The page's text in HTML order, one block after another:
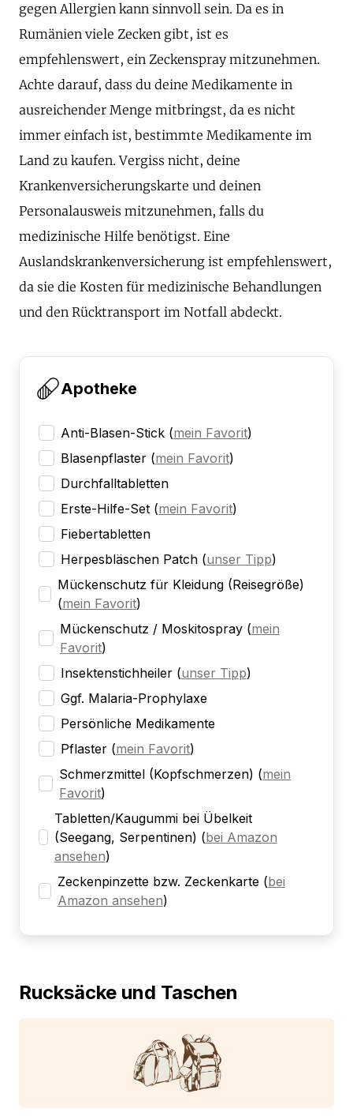
gegen Allergien kann sinnvoll sein. Da es in
Rumänien viele Zecken gibt, ist es
empfehlenswert, ein Zeckenspray mitzunehmen.
Achte darauf, dass du deine Medikamente in
ausreichender Menge mitbringst, da es nicht
immer einfach ist, bestimmte Medikamente im
Land zu kaufen. Vergiss nicht, deine
Krankenversicherungskarte und deinen
Personalausweis mitzunehmen, falls du
medizinische Hilfe benötigst. Eine
Auslandskrankenversicherung ist empfehlenswert,
da sie die Kosten für medizinische Behandlungen
und den Rücktransport im Notfall abdeckt.
Apotheke
Anti-Blasen-Stick (mein Favorit)
Blasenpflaster (mein Favorit)
Durchfalltabletten
Erste-Hilfe-Set (mein Favorit)
Fiebertabletten
Herpesbläschen Patch (unser Tipp)
Mückenschutz für Kleidung (Reisegröße)
(mein Favorit)
Mückenschutz / Moskitospray (mein
Favorit)
Insektenstichheiler (unser Tipp)
Ggf. Malaria-Prophylaxe
Persönliche Medikamente
Pflaster (mein Favorit)
Schmerzmittel (Kopfschmerzen) (mein
Favorit)
Tabletten/Kaugummi bei Übelkeit
(Seegang, Serpentinen) (bei Amazon
ansehen)
Zeckenpinzette bzw. Zeckenkarte (bei
Amazon ansehen)
Rucksäcke und Taschen